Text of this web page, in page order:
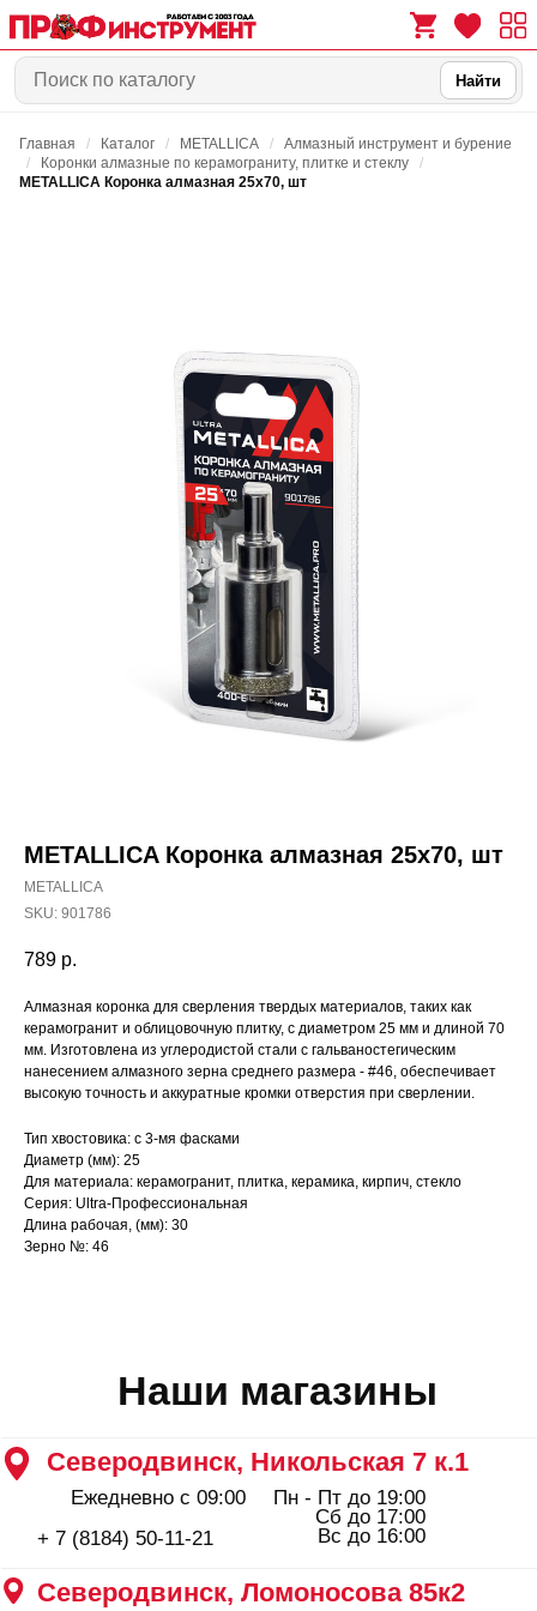
0 0
Найти
Главная / Каталог / METALLICA /
Алмазный инструмент и бурение
/
Коронки алмазные по керамограниту, плитке и стеклу
/
METALLICA Коронка алмазная 25х70, шт
METALLICA Коронка алмазная 25х70, шт
METALLICA
SKU: 901786
789 р.
Алмазная коронка для сверления твердых материалов, таких как
керамогранит и облицовочную плитку, с диаметром 25 мм и длиной 70
мм. Изготовлена из углеродистой стали с гальваностегическим
нанесением алмазного зерна среднего размера - #46, обеспечивает
высокую точность и аккуратные кромки отверстия при сверлении.
Тип хвостовика: с 3-мя фасками
Диаметр (мм): 25
Для материала: керамогранит, плитка, керамика, кирпич, стекло
Серия: Ultra-Профессиональная
Длина рабочая, (мм): 30
Зерно №: 46
Архангельск, Урицкого 50 к.1
Северодвинск, Ломоносова 85к2
Северодвинск, Никольская 7 к.1
Ежедневно с 09:00 Пн - Пт до 19:00
Сб до 17:00
Вс до 16:00
Пн - Пт 09:00 - 19:00
Сб - Вс 10:00 - 18:00
Пн - Пт 09:00 - 19:00
+ 7 (8184) 50-11-21
+ 7 (911) 562-83-03